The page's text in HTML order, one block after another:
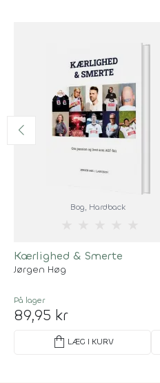
Bog, Hardback
Kærlighed & Smerte
Jørgen Høg
På lager
89,95 kr
shopping_bag LÆG I KURV